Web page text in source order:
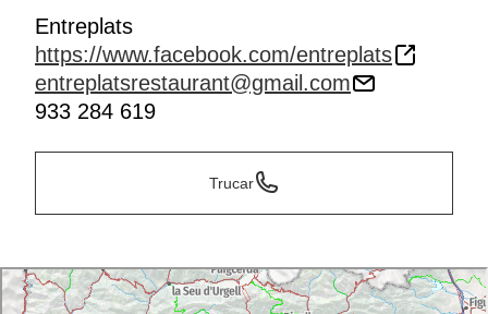
Entreplats
https://www.facebook.com/entreplats
entreplatsrestaurant@gmail.com
933 284 619
Trucar